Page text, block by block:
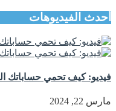
أحدث الفيديوهات
فيديو: كيف تحمي حساباتك
مارس 22, 2024